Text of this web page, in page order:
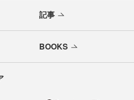
記事
BOOKS